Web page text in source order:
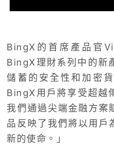
BingX的首席產品官
BingX理財系列中的新
儲蓄的安全性和加密
BingX用戶將享受超越
我們通過尖端金融方案
品反映了我們將以用戶
新的使命。」